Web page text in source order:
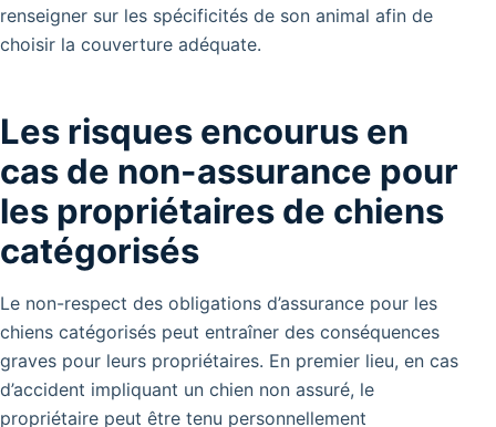
renseigner sur les spécificités de son animal afin de
choisir la couverture adéquate.
Les risques encourus en
cas de non-assurance pour
les propriétaires de chiens
catégorisés
Le non-respect des obligations d’assurance pour les
chiens catégorisés peut entraîner des conséquences
graves pour leurs propriétaires. En premier lieu, en cas
d’accident impliquant un chien non assuré, le
propriétaire peut être tenu personnellement